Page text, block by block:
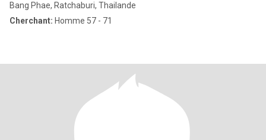
Bang Phae, Ratchaburi, Thailande
Cherchant: Homme 57 - 71